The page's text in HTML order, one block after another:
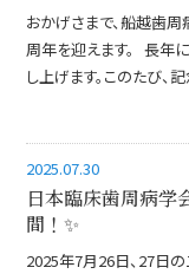
おかげさまで、船越歯
周年を迎えます。 長年
し上げます。このたび、
2025.07.30
日本臨床歯周病学
間！✨
2025年7月26日、27日